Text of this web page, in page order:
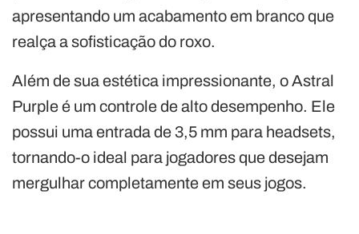
apresentando um acabamento em branco que
realça a sofisticação do roxo.
Além de sua estética impressionante, o Astral
Purple é um controle de alto desempenho. Ele
possui uma entrada de 3,5 mm para headsets,
tornando-o ideal para jogadores que desejam
mergulhar completamente em seus jogos.